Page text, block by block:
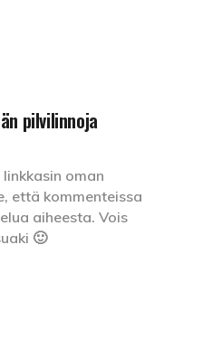
pilvilinnoja
oman
että kommenteissa
aiheesta. Vois
🙂